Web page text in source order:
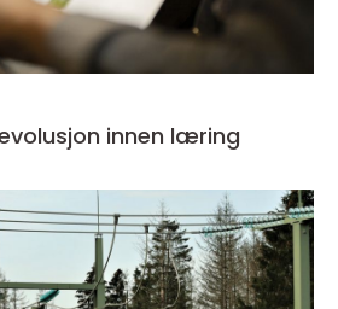
innen læring